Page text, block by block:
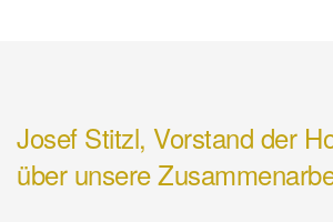
Josef Stitzl, Vorstand der
über unsere